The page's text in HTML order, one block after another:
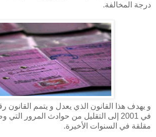
درجة المخالفة.
في 2001 إلى التقليل من حوادث المرور
مقلقة في السنوات الأخيرة.